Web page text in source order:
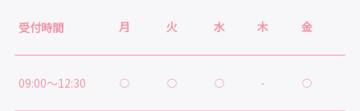
受付時間 月 火 水 木 金
09:00～12:30 ○ ○ ○ - ○